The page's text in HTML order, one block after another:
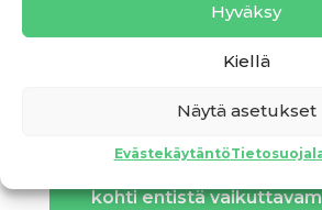
Hyväksy
Kiellä
Näytä asetukset
Evästekäytäntö
Yritysneuvonnan
kohti entistä